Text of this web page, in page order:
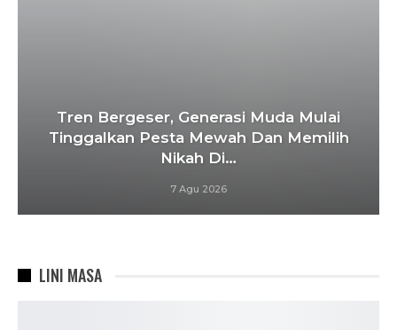
Tren Bergeser, Generasi Muda Mulai
Tinggalkan Pesta Mewah Dan Memilih
Nikah Di…
7 Agu 2026
LINI MASA